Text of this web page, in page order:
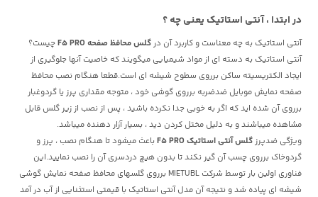
در ابتدا ، آنتی استاتیک یعنی چه ؟
آنتی استاتیک به چه معناست و کاربرد آن درگلس محافظ صفحه F5 PRO
چیست؟
آنتی استاتیک به دسته ای از مواد شیمیایی میگویند که خاصیت آنها جلوگیری از
ایجاد الکتریسیته ساکن برروی سطوح شیشه ای است.قطعا هنگام نصب محافظ
صفحه نمایش موبایل ضدضربه برروی گوشی خود ، متوجه مقداری پرز یا گردوغبار
برروی آن شده اید که اگر به خوبی جدا نکرده باشید ، پس از نصب از زیر گلس قابل
مشاهده میباشند و به دلیل مختل کردن دید ، بسیار آزار دهنده میباشد.
ویژگی ضدپرزگلس آنتی استاتیک F5 PRO
باعث میشود تا هنگام نصب ، پرز و
گردوخاک برروی چسب آن گیر نکند تا بدون هیچ دردسری آن را نصب نمایید.این
فناوری اولین بار توسط شرکت MIETUBL برروی گلسهای محافظ صفحه نمایش گوشی
شیشه ای پیاده شد و نتیجه آن مدل آنتی استاتیک با قیمتی استثنایی از آب در آمد